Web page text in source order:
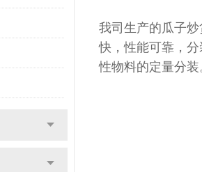
我司生产的瓜子炒
快，性能可靠，
性物料的定量分